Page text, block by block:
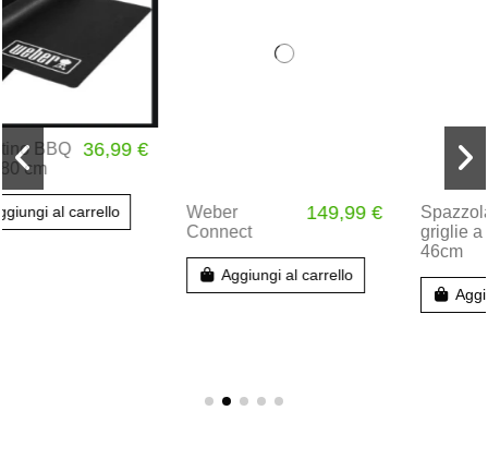
Weber
Connect
Aggiungi al carrello
14,99 €
Aggiungi al carrello